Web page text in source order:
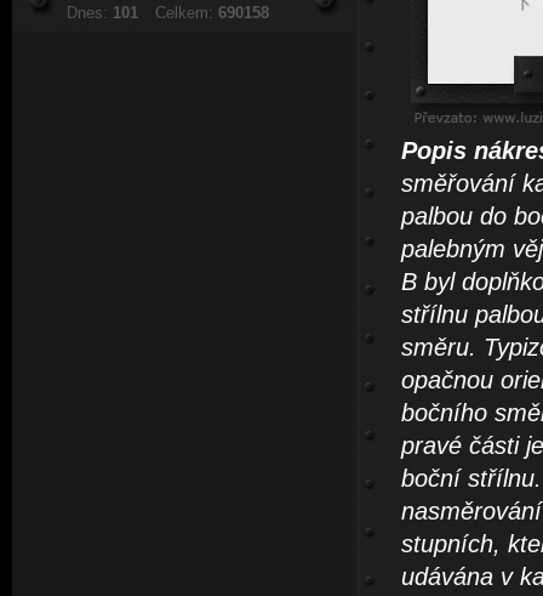
Dnes: 101 Celkem: 690158
Popis
směřování
palbou do
palebným
B byl
střílnu
směru.
opačnou
bočního
pravé části
boční
stupních,
udávána v